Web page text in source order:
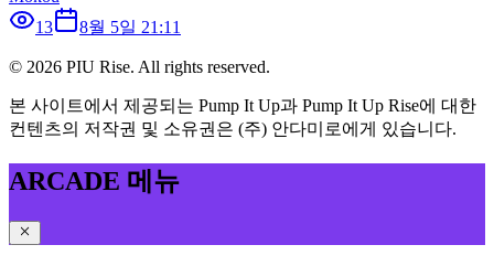
13
8월 5일 21:11
© 2026 PIU Rise. All rights reserved.
본 사이트에서 제공되는 Pump It Up과 Pump It Up Rise에 대한
컨텐츠의 저작권 및 소유권은 (주) 안다미로에게 있습니다.
ARCADE 메뉴